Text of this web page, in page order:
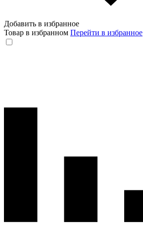
Добавить в избранное
Товар в избранном Перейти в избранное